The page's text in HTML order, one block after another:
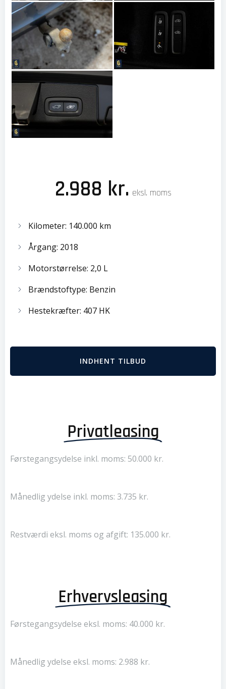
2.988 kr. eksl. moms
Kilometer: 140.000 km
Årgang: 2018
Motorstørrelse: 2,0 L
Brændstoftype: Benzin
Hestekræfter: 407 HK
INDHENT TILBUD
Privatleasing
Førstegangsydelse inkl. moms: 50.000 kr.
Månedlig ydelse inkl. moms: 3.735 kr.
Restværdi eksl. moms og afgift: 135.000 kr.
Erhvervsleasing
Førstegangsydelse eksl. moms: 40.000 kr.
Månedlig ydelse eksl. moms: 2.988 kr.